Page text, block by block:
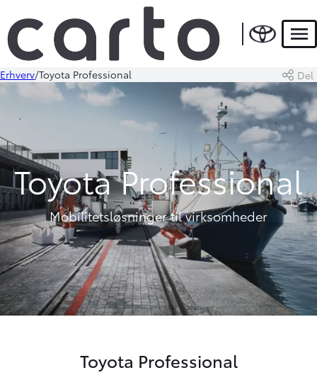
Erhverv Toyota Professional Del
Toyota Professional
Mobilitetsløsninger til virksomheder
Toyota Professional